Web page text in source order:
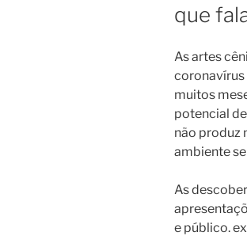
que
As artes
coronavírus
muitos
potencial
não produz
ambiente
As
e público.